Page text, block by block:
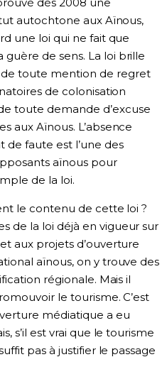
autochtone aux Aïnous,
une loi qui ne fait que
de sens. La loi brille
toute mention de regret
de colonisation
toute demande d’excuse
aux Aïnous. L’absence
faute est l’une des
aïnous pour
de la loi.
le contenu de cette loi ?
de la loi déjà en vigueur sur
aux projets d’ouverture
aïnous, on y trouve des
régionale. Mais il
le tourisme. C’est
médiatique a eu
s’il est vrai que le tourisme
pas à justifier le passage